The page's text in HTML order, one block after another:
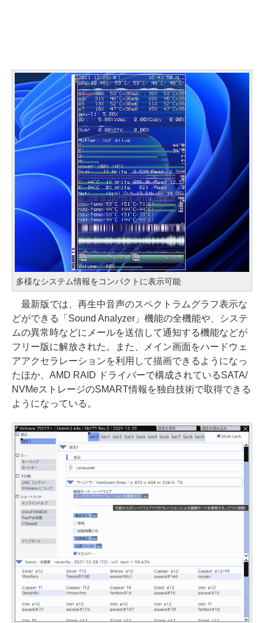
多様なシステム情報をコンパクトに表示可能
最新版では、再生中音声のスペクトラムグラフ表示な
どができる「Sound Analyzer」機能の全機能や、システ
ムの異常時などにメールを送信して通知する機能などが
フリー版に解放された。また、メイン画面をハードウェ
アアクセラレーションを利用して描画できるようになっ
たほか、AMD RAID ドライバーで構成されているSATA/
NVMeストレージのSMART情報を独自技術で取得できる
ようになっている。